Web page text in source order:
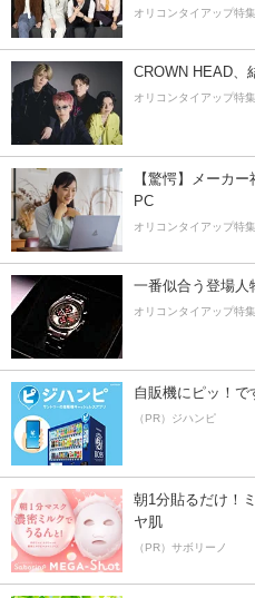
オリコンタイアップ特集
CROWN HEAD、
オリコンタイアップ特集
【驚愕】メーカ
PC
オリコンタイアップ特集
一番似合う登場
オリコンタイアップ特集
自販機にピッ！で
（PR）ジハンピ
朝1分貼るだけ！
ヤ肌
（PR）サボリーノ